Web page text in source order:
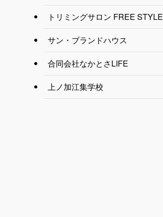
トリミングサロン FREE STYLE
サン・ブランドハウス
合同会社なかとさLIFE
上ノ加江集学校